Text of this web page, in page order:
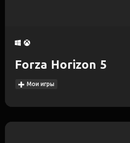
Forza Horizon 5
Мои игры